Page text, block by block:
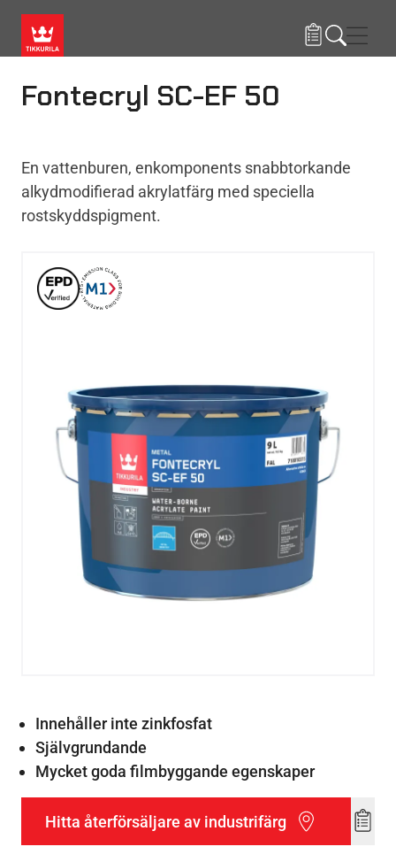
Fontecryl SC-EF 50
En vattenburen, enkomponents snabbtorkande
alkydmodifierad akrylatfärg med speciella
rostskyddspigment.
Innehåller inte zinkfosfat
Självgrundande
Mycket goda filmbyggande egenskaper
Hitta återförsäljare av industrifärg
Add